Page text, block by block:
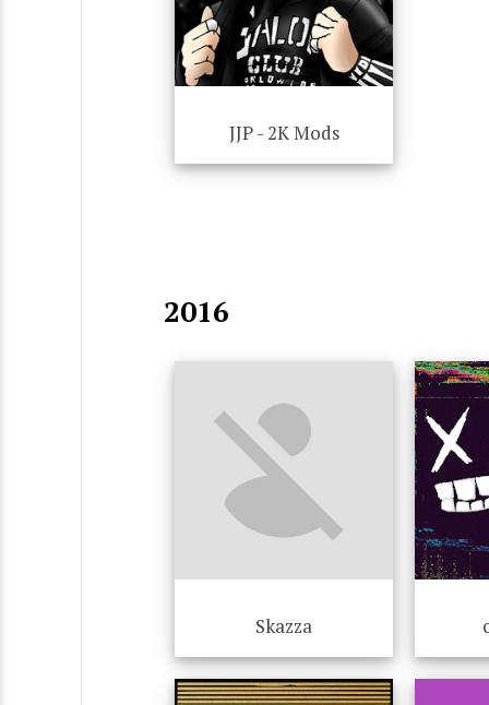
JJP - 2K Mods
2016
Skazza